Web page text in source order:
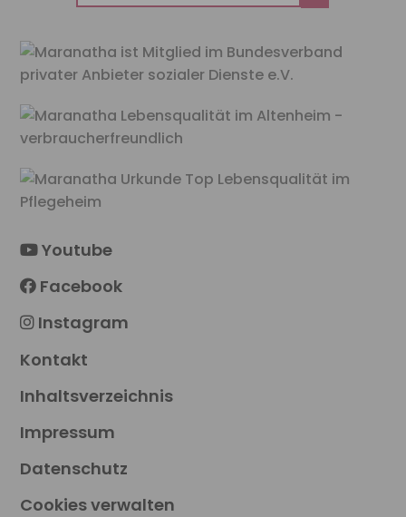
nach:
Youtube
Facebook
Instagram
Kontakt
Inhaltsverzeichnis
Impressum
Datenschutz
Cookies verwalten